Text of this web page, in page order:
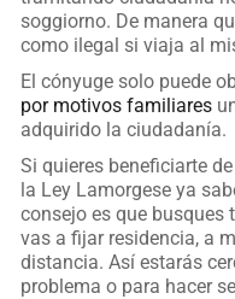
soggiorno. De manera
como ilegal si viaja al
El cónyuge solo puede
por motivos familiares
adquirido la ciudadanía.
Si quieres beneficiarte
la Ley Lamorgese ya
consejo es que
vas a fijar residencia, a
distancia. Así estarás
problema o para hacer